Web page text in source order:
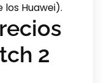
Huawei).
2